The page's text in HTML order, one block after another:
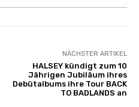
NÄCHSTER ARTIKEL
HALSEY kündigt zum 10
Jährigen Jubiläum ihres
Debütalbums ihre Tour BACK
TO BADLANDS an